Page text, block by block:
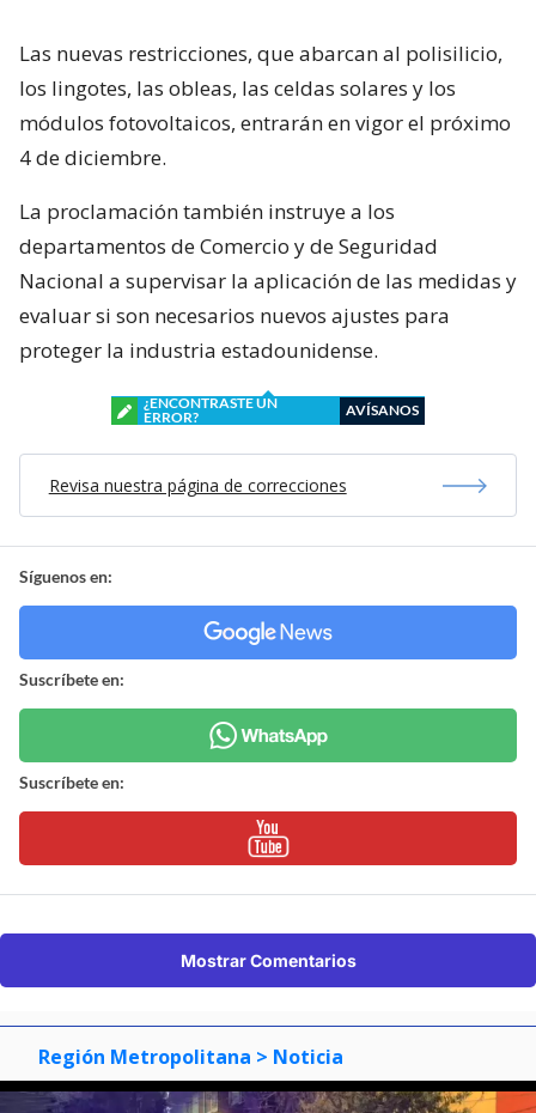
Las nuevas restricciones, que abarcan al polisilicio,
los lingotes, las obleas, las celdas solares y los
módulos fotovoltaicos, entrarán en vigor el próximo
4 de diciembre.
La proclamación también instruye a los
departamentos de Comercio y de Seguridad
Nacional a supervisar la aplicación de las medidas y
evaluar si son necesarios nuevos ajustes para
proteger la industria estadounidense.
¿ENCONTRASTE UN
ERROR?
AVÍSANOS
Revisa nuestra página de correcciones
Síguenos en:
Suscríbete en:
Suscríbete en:
Mostrar Comentarios
Región Metropolitana > Noticia